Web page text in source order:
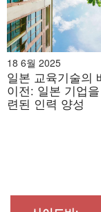
출력
목표
독립적이
율적이며
감이 넘
집중력이
나고 학
아하는
입니다.
(VMIS)
18 6월 2025
일본 교육기술의
이전: 일본 기업
련된 인력 양성